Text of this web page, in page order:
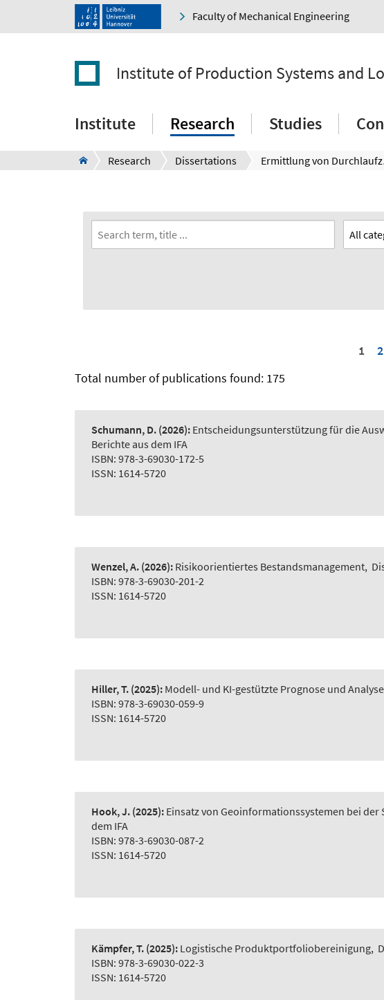
Faculty of Mechanical Engineering
Institute of Production Systems and
Institute Research Studies
Research Dissertations
1 2
Total number of publications found: 175
Schumann, D. (2026): Entscheidungsunterstützung für die
Berichte aus dem IFA
ISBN: 978-3-69030-172-5
ISSN: 1614-5720
Wenzel, A. (2026): Risikoorientiertes Bestandsmanagement,
ISBN: 978-3-69030-201-2
ISSN: 1614-5720
Hiller, T. (2025): Modell- und KI-gestützte Prognose und
ISBN: 978-3-69030-059-9
ISSN: 1614-5720
Hook, J. (2025): Einsatz von Geoinformationssystemen bei
dem IFA
ISBN: 978-3-69030-087-2
ISSN: 1614-5720
Kämpfer, T. (2025): Logistische Produktportfoliobereinigung,
ISBN: 978-3-69030-022-3
ISSN: 1614-5720